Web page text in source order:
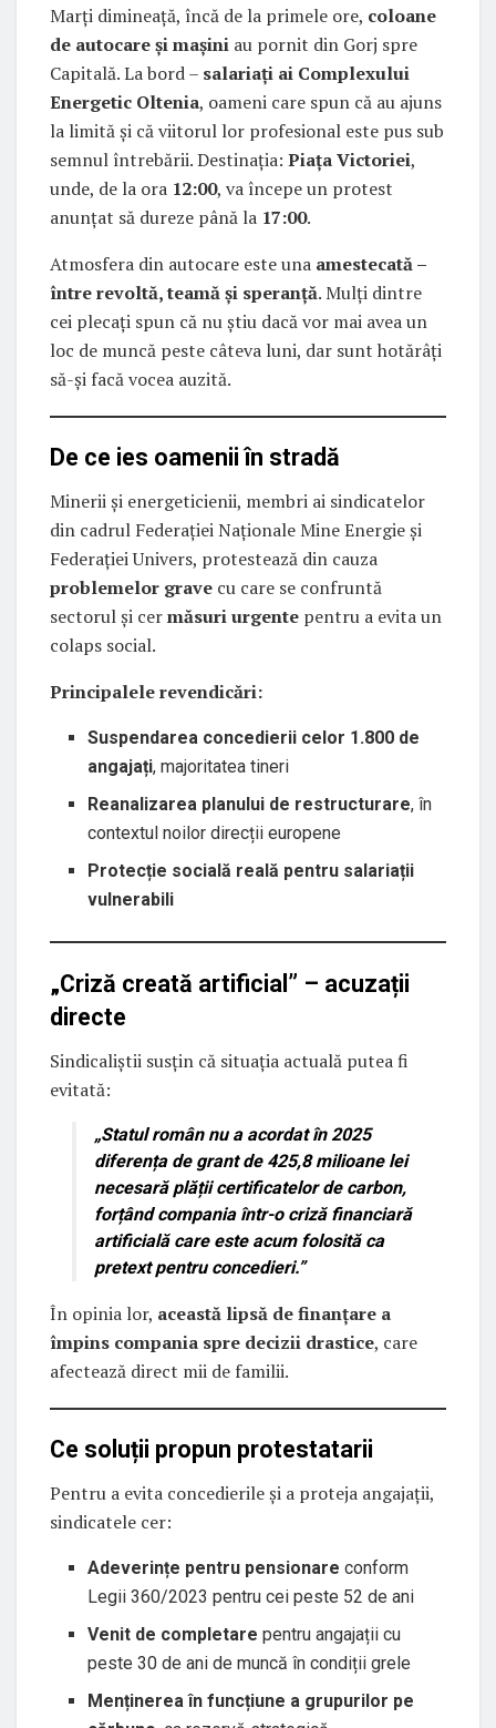
Marți dimineață, încă de la primele ore, coloane
de autocare și mașini au pornit din Gorj spre
Capitală. La bord – salariați ai Complexului
Energetic Oltenia, oameni care spun că au ajuns
la limită și că viitorul lor profesional este pus sub
semnul întrebării. Destinația: Piața Victoriei,
unde, de la ora 12:00, va începe un protest
anunțat să dureze până la 17:00.
Atmosfera din autocare este una amestecată –
între revoltă, teamă și speranță. Mulți dintre
cei plecați spun că nu știu dacă vor mai avea un
loc de muncă peste câteva luni, dar sunt hotărâți
să-și facă vocea auzită.
De ce ies oamenii în stradă
Minerii și energeticienii, membri ai sindicatelor
din cadrul Federației Naționale Mine Energie și
Federației Univers, protestează din cauza
problemelor grave cu care se confruntă
sectorul și cermăsuri urgente pentru a evita un
colaps social.
Principalele revendicări:
Suspendarea concedierii celor 1.800 de
angajați, majoritatea tineri
Reanalizarea planului de restructurare, în
contextul noilor direcții europene
Protecție socială reală pentru salariații
vulnerabili
„Criză creată artificial” – acuzații
directe
Sindicaliștii susțin că situația actuală putea fi
evitată:
„Statul român nu a acordat în 2025
diferența de grant de 425,8 milioane lei
necesară plății certificatelor de carbon,
forțând compania într-o criză financiară
artificială care este acum folosită ca
pretext pentru concedieri.”
În opinia lor, această lipsă de finanțare a
împins compania spre decizii drastice, care
afectează direct mii de familii.
Ce soluții propun protestatarii
Pentru a evita concedierile și a proteja angajații,
sindicatele cer:
Adeverințe pentru pensionare conform
Legii 360/2023 pentru cei peste 52 de ani
Venit de completare pentru angajații cu
peste 30 de ani de muncă în condiții grele
Menținerea în funcțiune a grupurilor pe